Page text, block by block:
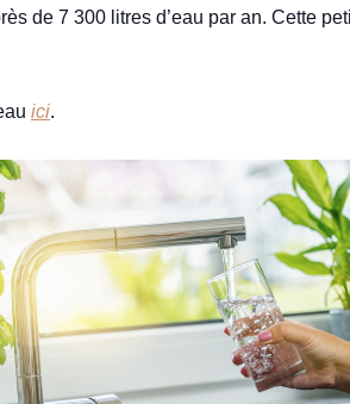
de 7 300 litres d’eau par an. Cette
ici